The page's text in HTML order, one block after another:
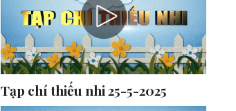
Tạp chí thiếu nhi 25-5-2025